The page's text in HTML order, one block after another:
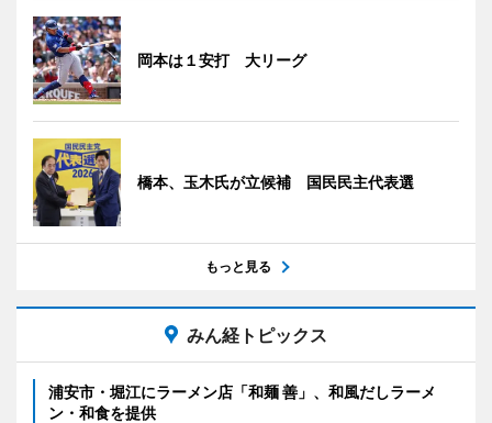
岡本は１安打 大リーグ
橋本、玉木氏が立候補 国民民主代表選
もっと見る
みん経トピックス
浦安市・堀江にラーメン店「和麺 善」、和風だしラーメ
ン・和食を提供